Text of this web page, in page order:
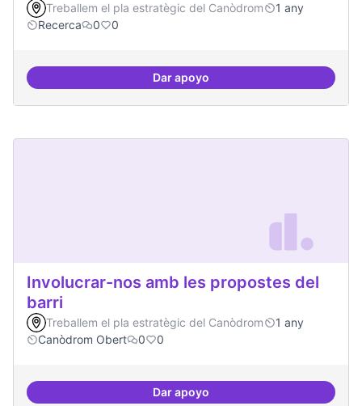
Treballem el pla estratègic del Canòdrom
1 any
Recerca
0 0
Dar apoyoHardware lliure
Involucrar-nos amb les propostes del
barri
Treballem el pla estratègic del Canòdrom
1 any
Canòdrom Obert
0 0
Dar apoyoInvolucrar-nos amb les